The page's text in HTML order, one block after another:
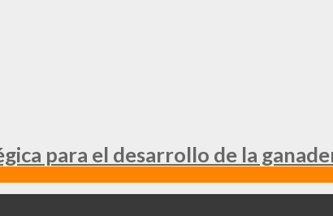
para el desarrollo de la